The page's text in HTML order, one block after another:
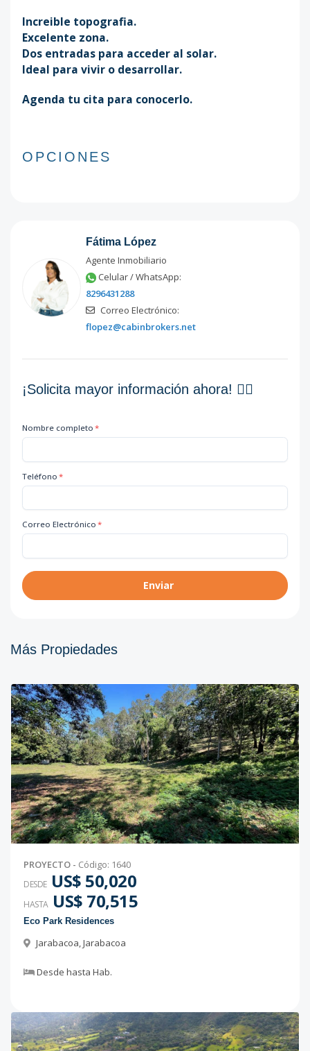
Increible topografia.
Excelente zona.
Dos entradas para acceder al solar.
Ideal para vivir o desarrollar.
Agenda tu cita para conocerlo.
OPCIONES
Fátima López
Agente Inmobiliario
Celular / WhatsApp:
8296431288
Correo Electrónico:
flopez@cabinbrokers.net
¡Solicita mayor información ahora! 👇🏽
Nombre completo *
Teléfono *
Correo Electrónico *
Enviar
Más Propiedades
PROYECTO - Código: 1640
DESDE US$ 50,020
HASTA US$ 70,515
Eco Park Residences
Jarabacoa,Jarabacoa
Desde hasta Hab.